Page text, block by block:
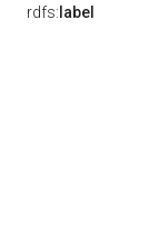
rdfs: label